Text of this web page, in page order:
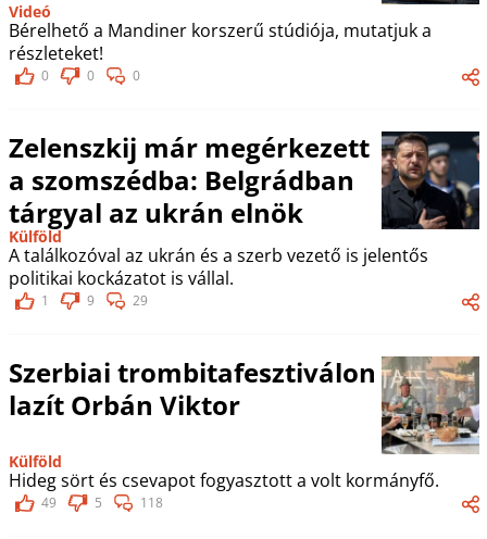
Videó
Bérelhető a Mandiner korszerű stúdiója, mutatjuk a
részleteket!
0 0 0
Zelenszkij már megérkezett
a szomszédba: Belgrádban
tárgyal az ukrán elnök
Külföld
A találkozóval az ukrán és a szerb vezető is jelentős
politikai kockázatot is vállal.
1 9 29
Szerbiai trombitafesztiválon
lazít Orbán Viktor
Külföld
Hideg sört és csevapot fogyasztott a volt kormányfő.
49 5 118